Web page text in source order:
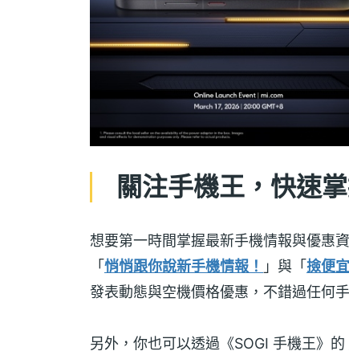
關注手機王，快速
想要第一時間掌握最新手機情報與優惠
「 悄悄跟你說新手機情報！ 」與「 撿便
發表動態與空機價格優惠，不錯過任何手
另外，你也可以透過《SOGI 手機王》的